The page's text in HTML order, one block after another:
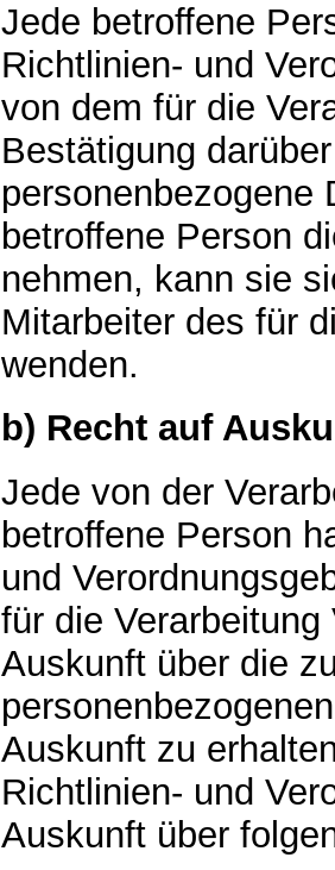
Jede betroffene
Richtlinien- und
von dem für die
Bestätigung
personenbezogene
betroffene Person
nehmen, kann sie
Mitarbeiter des für
wenden.
b) Recht auf
Jede von der
betroffene Person
und
für die
Auskunft über die
Auskunft zu
Richtlinien- und
Auskunft über